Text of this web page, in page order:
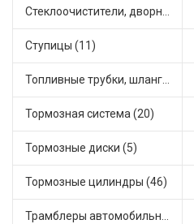
Стеклоочистители, дворники (1)
Ступицы (11)
Топливные трубки, шланги, магистрали и рампы (3)
Тормозная система (20)
Тормозные диски (5)
Тормозные цилиндры (46)
Трамблеры автомобильные (40)